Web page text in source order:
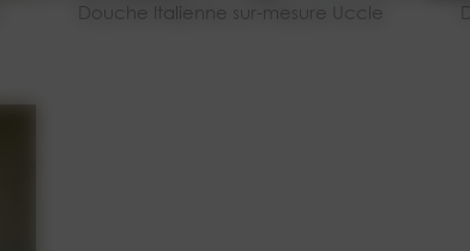
Douche Italienne sur-mesure Uccle